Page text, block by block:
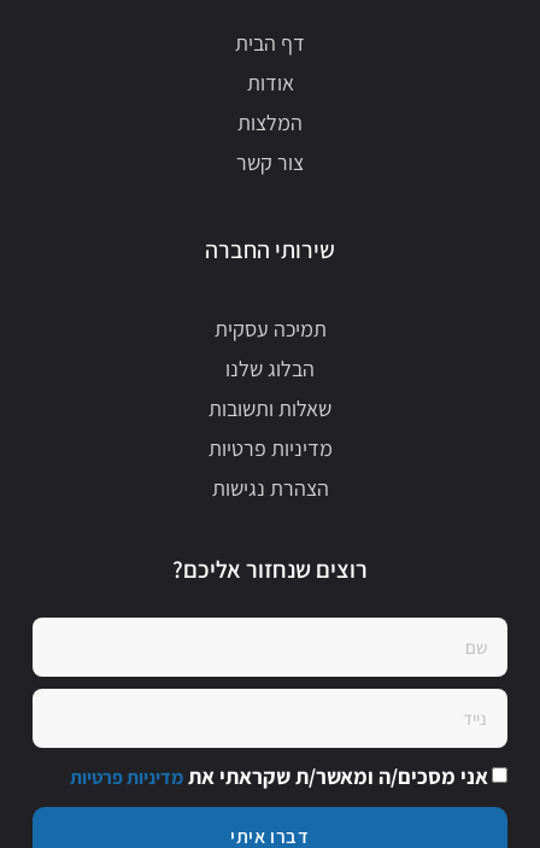
דף הבית
אודות
המלצות
צור קשר
שירותי החברה
תמיכה עסקית
הבלוג שלנו
שאלות ותשובות
מדיניות פרטיות
הצהרת נגישות
רוצים שנחזור אליכם?
אני מסכים/ה ומאשר/ת שקראתי אתמדיניות פרטיות
דברו איתי